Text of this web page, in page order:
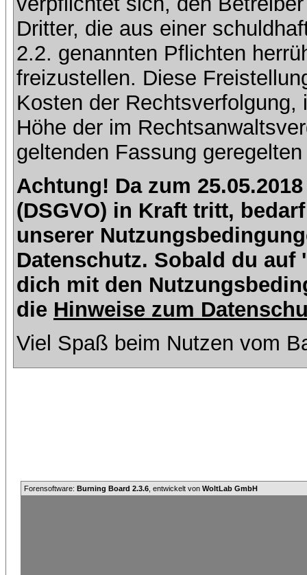
Dritter, die aus einer
2.2. genannten Pflichten
freizustellen. Diese
Kosten der
Höhe der im
geltenden Fassung
Achtung! Da zum
(DSGVO) in Kraft tritt,
unserer
Datenschutz. Sobald du
dich mit den
die Hinweise zum
Viel Spaß beim Nutzen vom
Forensoftware: Burning Board 2.3.6 , entwickelt von WoltLab GmbH